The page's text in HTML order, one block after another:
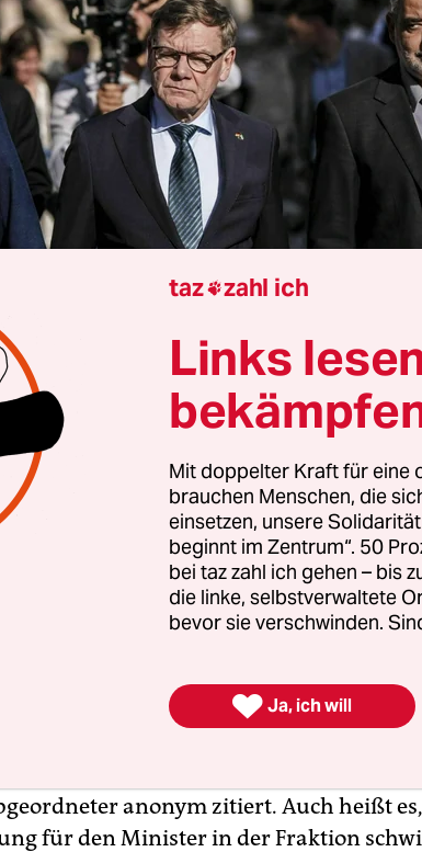
am Orde
machte Friedrich Merz erneut einen
Außenminister Johann Wadephul (CDU)
bei Abschiebungen nach Syrien
stehe der Kanzler hinter dem
Sprecher Stefan Kornelius in der
Der Kanzler sei auch
das Thema in der Unionsfraktion am
hatten Worte des Unmuts den
anonym zitiert. Auch heißt
für den Minister in der Fraktion
taz zahl ich
Links
Mit doppelter Kraft für eine
brauchen Menschen, die
einsetzen, unsere
beginnt im Zentrum“. 50
bei taz zahl ich gehen – bis
die linke, selbstverwaltete
bevor sie verschwinden.
 Ja, ich will